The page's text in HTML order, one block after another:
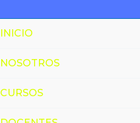
INICIO
NOSOTROS
CURSOS